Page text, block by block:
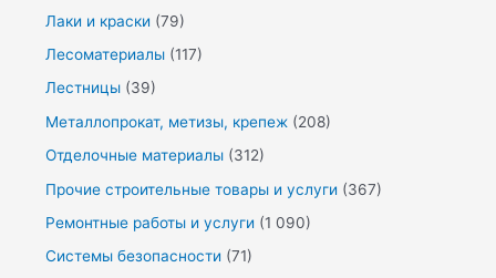
Лаки и краски (79)
Лесоматериалы (117)
Лестницы (39)
Металлопрокат, метизы, крепеж (208)
Отделочные материалы (312)
Прочие строительные товары и услуги (367)
Ремонтные работы и услуги (1 090)
Системы безопасности (71)